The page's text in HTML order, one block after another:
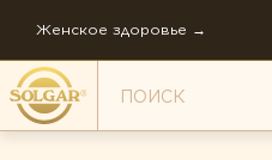
Женское здоровье →